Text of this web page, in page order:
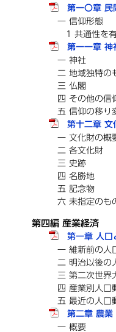
第一〇章 民
一 信仰形態
1 共通性を有
第一一章 神
一 神社
二 地域独特の
三 仏閣
四 その他の信
五 信仰の移り変
第十二章 文
一 文化財の概
二 各文化財
三 史跡
四 名勝地
五 記念物
六 未指定のも
第四編 産業経済
第一章 人口
一 維新前の人
二 明治以後の
三 第二次世界大
四 産業別人口
五 最近の人口
第二章 農業
一 概要